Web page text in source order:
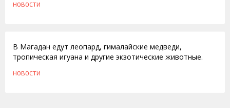
НОВОСТИ
В Магадан едут леопард, гималайские медведи,
тропическая игуана и другие экзотические животные.
НОВОСТИ